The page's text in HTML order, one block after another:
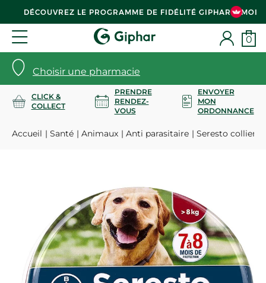
DÉCOUVREZ LE PROGRAMME DE FIDÉLITÉ GIPHAR & MOI
Choisir une pharmacie
0
CLICK &
COLLECT
PRENDRE
RENDEZ-
VOUS
ENVOYER
MON
ORDONNANCE
Accueil Santé Animaux Anti parasitaire Seresto collier